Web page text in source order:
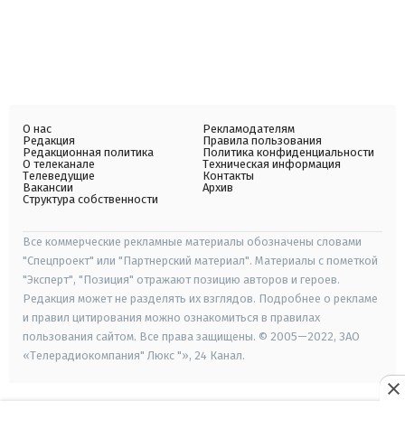
О нас
Редакция
Редакционная политика
О телеканале
Телеведущие
Вакансии
Структура собственности
Рекламодателям
Правила пользования
Политика конфиденциальности
Техническая информация
Контакты
Архив
Все коммерческие рекламные материалы обозначены словами
"Спецпроект" или "Партнерский материал". Материалы с пометкой
"Эксперт", "Позиция" отражают позицию авторов и героев.
Редакция может не разделять их взглядов. Подробнее о рекламе
и правил цитирования можно ознакомиться в правилах
пользования сайтом. Все права защищены. © 2005—2022, ЗАО
«Телерадиокомпания" Люкс "», 24 Канал.